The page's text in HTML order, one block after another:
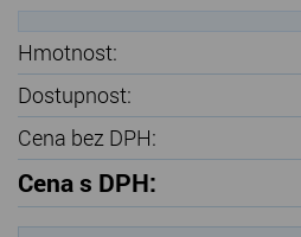
Hmotnost:
Dostupnost:
Cena bez DPH:
Cena s DPH: